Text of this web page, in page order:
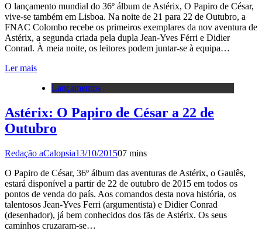
O lançamento mundial do 36º álbum de Astérix, O Papiro de César,
vive-se também em Lisboa. Na noite de 21 para 22 de Outubro, a
FNAC Colombo recebe os primeiros exemplares da nov aventura de
Astérix, a segunda criada pela dupla Jean-Yves Férri e Didier
Conrad. À meia noite, os leitores podem juntar-se à equipa…
Ler mais
Lançamentos
Astérix: O Papiro de César a 22 de
Outubro
Redação aCalopsia13/10/201507 mins
O Papiro de César, 36º álbum das aventuras de Astérix, o Gaulês,
estará disponível a partir de 22 de outubro de 2015 em todos os
pontos de venda do país. Aos comandos desta nova história, os
talentosos Jean-Yves Ferri (argumentista) e Didier Conrad
(desenhador), já bem conhecidos dos fãs de Astérix. Os seus
caminhos cruzaram-se…